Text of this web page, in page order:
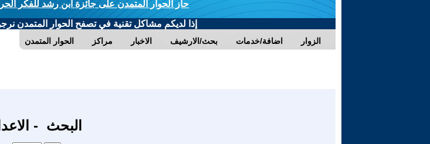
حاز الحوار المتمدن على جائزة ابن رشد للفكر الحر
إذا لديكم مشاكل تقنية في تصفح الحوار المتمدن
الحوار المتمدن مراكز الاخبار بحث/الارشيف اضافة/خدمات الزوار
البحث -